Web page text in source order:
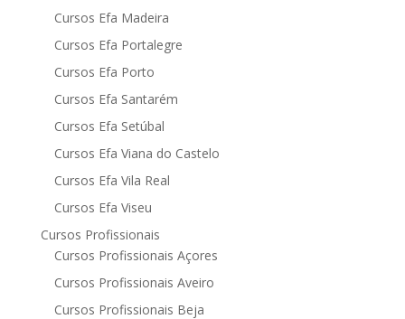
Cursos Efa Madeira
Cursos Efa Portalegre
Cursos Efa Porto
Cursos Efa Santarém
Cursos Efa Setúbal
Cursos Efa Viana do Castelo
Cursos Efa Vila Real
Cursos Efa Viseu
Cursos Profissionais
Cursos Profissionais Açores
Cursos Profissionais Aveiro
Cursos Profissionais Beja